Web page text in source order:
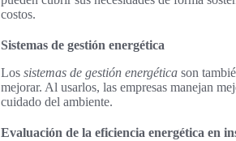
costos.
Sistemas de gestión energética
Los sistemas de gestión energética son
mejorar. Al usarlos, las empresas manejan
cuidado del ambiente.
Evaluación de la eficiencia energética en